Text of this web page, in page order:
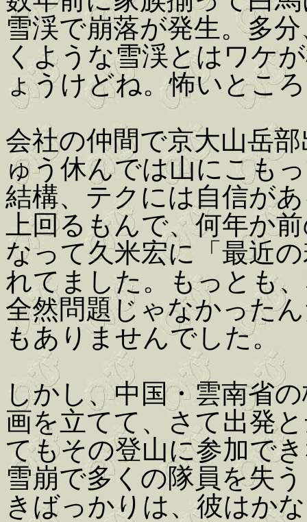
雪渓で崩落が発生。多
くような雪渓とはワケ
ょうけどね。怖いとこ
会社の仲間で京大山岳
ゅう休んでは山にこも
結構、テクには自信が
上回るもんで、何年か
なって久米宏に「最近
れてました。もっとも
全然問題じゃなかった
もありませんでした。
しかし、中国・雲南省
画を立てて、さて出発
てもその登山に参加で
雪崩で多くの隊員を失
きばっかりは、彼はか